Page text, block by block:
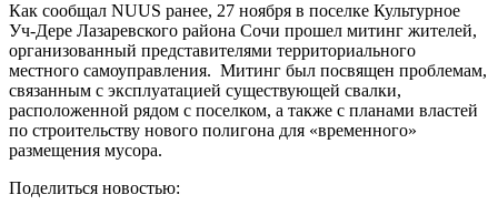
Как сообщал NUUS ранее, 27 ноября в поселке Культурное
Уч-Дере Лазаревского района Сочи прошел митинг жителей,
организованный представителями территориального
местного самоуправления. Митинг был посвящен проблемам,
связанным с эксплуатацией существующей свалки,
расположенной рядом с поселком, а также с планами властей
по строительству нового полигона для «временного»
размещения мусора.
Поделиться новостью: